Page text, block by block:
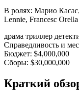
В ролях: Марио
Lennie, Francesc Orella
драма триллер
Справедливость и
Бюджет: $4,000,000
Сборы: $30,000,000
Краткий